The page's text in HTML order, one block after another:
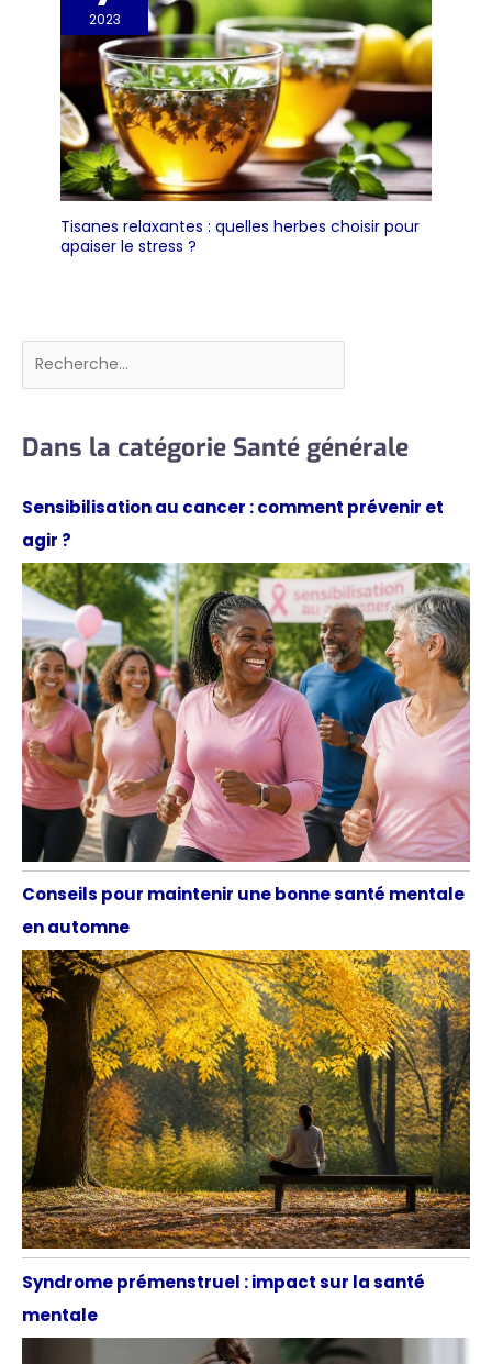
2023
Tisanes relaxantes : quelles herbes choisir pour
apaiser le stress ?
Rechercher
Dans la catégorie Santé générale
Sensibilisation au cancer : comment prévenir et
agir ?
Conseils pour maintenir une bonne santé mentale
en automne
Syndrome prémenstruel : impact sur la santé
mentale